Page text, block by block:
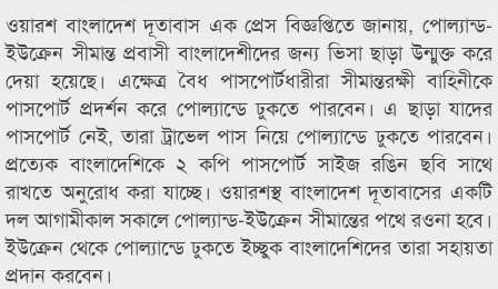
ওয়ারশ বাংলাদেশ দূতাবাস এক প্রেস বিজ্ঞপ্তিতে জানায়, পোল্যান্ড-
ইউক্রেন সীমান্ত প্রবাসী বাংলাদেশীদের জন্য ভিসা ছাড়া উন্মুক্ত করে
দেয়া হয়েছে। এক্ষেত্র বৈধ পাসপোর্টধারীরা সীমান্তরক্ষী বাহিনীকে
পাসপোর্ট প্রদর্শন করে পোল্যান্ডে ঢুকতে পারবেন। এ ছাড়া যাদের
পাসপোর্ট নেই, তারা ট্রাভেল পাস নিয়ে পোল্যান্ডে ঢুকতে পারবেন।
প্রত্যেক বাংলাদেশিকে ২ কপি পাসপোর্ট সাইজ রঙিন ছবি সাথে
রাখতে অনুরোধ করা যাচ্ছে। ওয়ারশস্থ বাংলাদেশ দূতাবাসের একটি
দল আগামীকাল সকালে পোল্যান্ড-ইউক্রেন সীমান্তের পথে রওনা হবে।
ইউক্রেন থেকে পোল্যান্ডে ঢুকতে ইচ্ছুক বাংলাদেশিদের তারা সহায়তা
প্রদান করবেন।